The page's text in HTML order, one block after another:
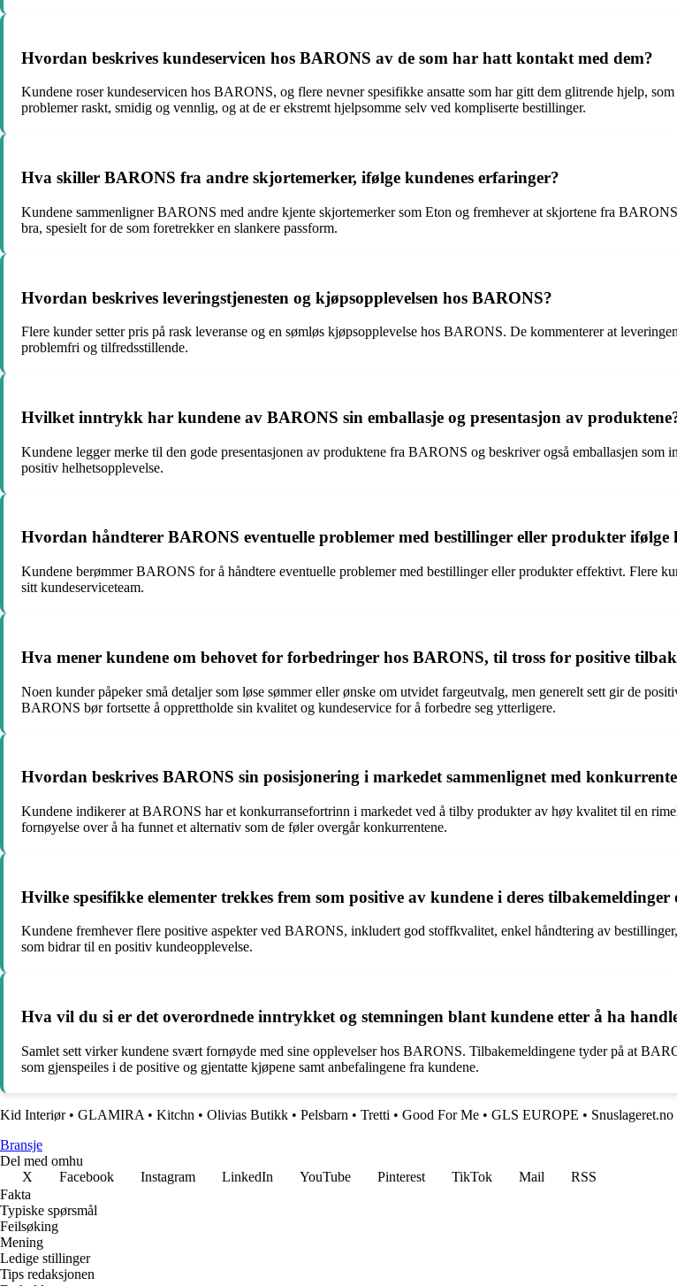
Hvordan beskrives kundeservicen hos BARONS av de som har hatt kontakt med dem?
Kundene roser kundeservicen hos BARONS, og flere nevner spesifikke ansatte som har gitt dem glitrende hjelp,
problemer raskt, smidig og vennlig, og at de er ekstremt hjelpsomme selv ved kompliserte bestillinger.
Hva skiller BARONS fra andre skjortemerker, ifølge kundenes erfaringer?
Kundene sammenligner BARONS med andre kjente skjortemerker som Eton og fremhever at skjortene fra
bra, spesielt for de som foretrekker en slankere passform.
Hvordan beskrives leveringstjenesten og kjøpsopplevelsen hos BARONS?
Flere kunder setter pris på rask leveranse og en sømløs kjøpsopplevelse hos BARONS. De kommenterer at
problemfri og tilfredsstillende.
Hvilket inntrykk har kundene av BARONS sin emballasje og presentasjon av
Kundene legger merke til den gode presentasjonen av produktene fra BARONS og beskriver også emballasjen
positiv helhetsopplevelse.
Hvordan håndterer BARONS eventuelle problemer med bestillinger eller produkter ifølge
Kundene berømmer BARONS for å håndtere eventuelle problemer med bestillinger eller produkter effektivt. Flere
sitt kundeserviceteam.
Hva mener kundene om behovet for forbedringer hos BARONS, til tross for positive
Noen kunder påpeker små detaljer som løse sømmer eller ønske om utvidet fargeutvalg, men generelt sett gir de
BARONS bør fortsette å opprettholde sin kvalitet og kundeservice for å forbedre seg ytterligere.
Hvordan beskrives BARONS sin posisjonering i markedet sammenlignet med
Kundene indikerer at BARONS har et konkurransefortrinn i markedet ved å tilby produkter av høy kvalitet til en
fornøyelse over å ha funnet et alternativ som de føler overgår konkurrentene.
Hvilke spesifikke elementer trekkes frem som positive av kundene i deres
Kundene fremhever flere positive aspekter ved BARONS, inkludert god stoffkvalitet, enkel håndtering av
som bidrar til en positiv kundeopplevelse.
Hva vil du si er det overordnede inntrykket og stemningen blant kundene etter å ha
Samlet sett virker kundene svært fornøyde med sine opplevelser hos BARONS. Tilbakemeldingene tyder på at
som gjenspeiles i de positive og gjentatte kjøpene samt anbefalingene fra kundene.
Kid Interiør• GLAMIRA • Kitchn • Olivias Butikk • Pelsbarn • Tretti • Good For Me • GLS EUROPE • Snuslageret.no
Bransje
Del med omhu
X
Facebook Instagram LinkedIn YouTube Pinterest TikTok Mail
RSS
Fakta
Typiske spørsmål
Feilsøking
Mening
Ledige stillinger
Tips redaksjonen